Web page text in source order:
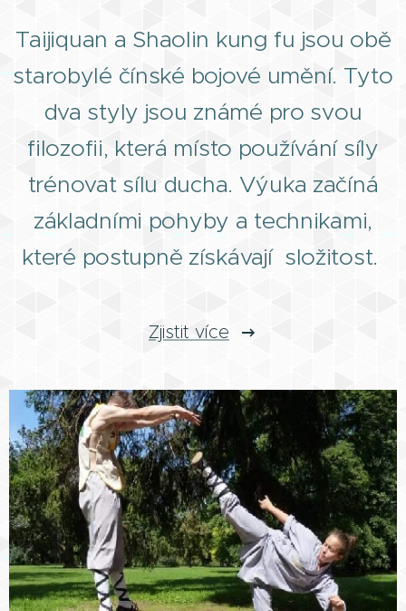
Taijiquan a Shaolin kung fu jsou obě
starobylé čínské bojové umění. Tyto
dva styly jsou známé pro svou
filozofii, která místo používání síly
trénovat sílu ducha. Výuka začíná
základními pohyby a technikami,
které postupně získávají složitost.
Zjistit více